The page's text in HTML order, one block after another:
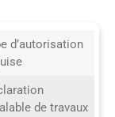
d’autorisation
de travaux